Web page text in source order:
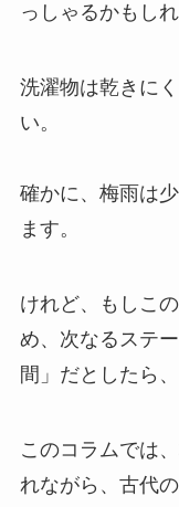
っしゃるかもしれ
洗濯物は乾きに
い。
確かに、梅雨は
ます。
けれど、もしこ
め、次なるステ
間」だとしたら
このコラムでは
れながら、古代